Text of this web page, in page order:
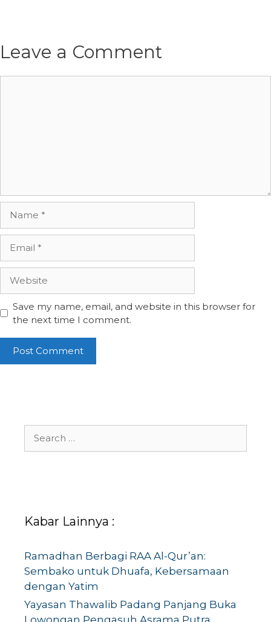
Leave a Comment
Save my name, email, and website in this browser for
the next time I comment.
Kabar Lainnya :
Ramadhan Berbagi RAA Al-Qur’an:
Sembako untuk Dhuafa, Kebersamaan
dengan Yatim
Yayasan Thawalib Padang Panjang Buka
Lowongan Pengasuh Asrama Putra